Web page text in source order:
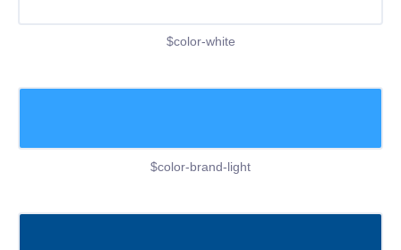
$color-white
$color-brand-light